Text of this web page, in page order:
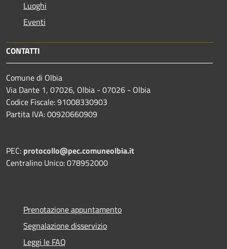
Luoghi
Eventi
CONTATTI
Comune di Olbia
Via Dante 1, 07026, Olbia - 07026 - Olbia
Codice Fiscale: 91008330903
Partita IVA: 00920660909
PEC: protocollo@pec.comuneolbia.it
Centralino Unico: 078952000
Prenotazione appuntamento
Segnalazione disservizio
Leggi le FAQ